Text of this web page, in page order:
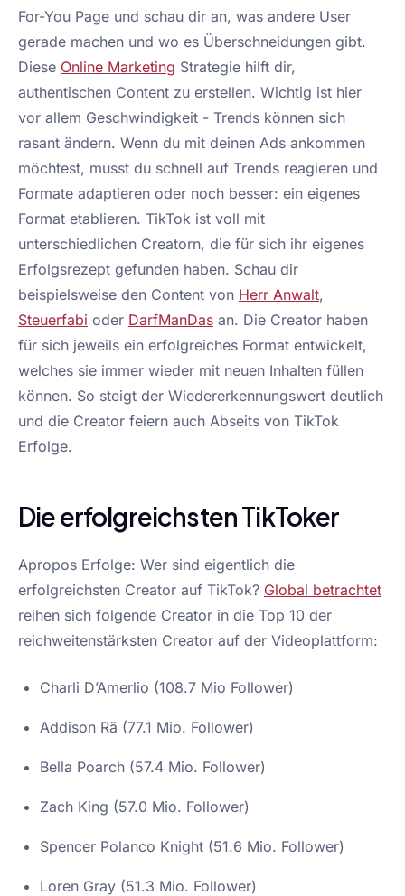
For-You Page und schau dir an, was andere User
gerade machen und wo es Überschneidungen gibt.
Diese Online Marketing Strategie hilft dir,
authentischen Content zu erstellen. Wichtig ist hier
vor allem Geschwindigkeit - Trends können sich
rasant ändern. Wenn du mit deinen Ads ankommen
möchtest, musst du schnell auf Trends reagieren und
Formate adaptieren oder noch besser: ein eigenes
Format etablieren. TikTok ist voll mit
unterschiedlichen Creatorn, die für sich ihr eigenes
Erfolgsrezept gefunden haben. Schau dir
beispielsweise den Content von Herr Anwalt,
Steuerfabi oder DarfManDas an. Die Creator haben
für sich jeweils ein erfolgreiches Format entwickelt,
welches sie immer wieder mit neuen Inhalten füllen
können. So steigt der Wiedererkennungswert deutlich
und die Creator feiern auch Abseits von TikTok
Erfolge.
Die erfolgreichsten TikToker
Apropos Erfolge: Wer sind eigentlich die
erfolgreichsten Creator auf TikTok? Global betrachtet
reihen sich folgende Creator in die Top 10 der
reichweitenstärksten Creator auf der Videoplattform:
Charli D’Amerlio (108.7 Mio Follower)
Addison Rä (77.1 Mio. Follower)
Bella Poarch (57.4 Mio. Follower)
Zach King (57.0 Mio. Follower)
Spencer Polanco Knight (51.6 Mio. Follower)
Loren Gray (51.3 Mio. Follower)